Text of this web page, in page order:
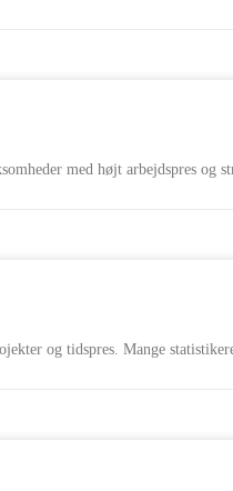
med højt arbejdspres og
og tidspres. Mange